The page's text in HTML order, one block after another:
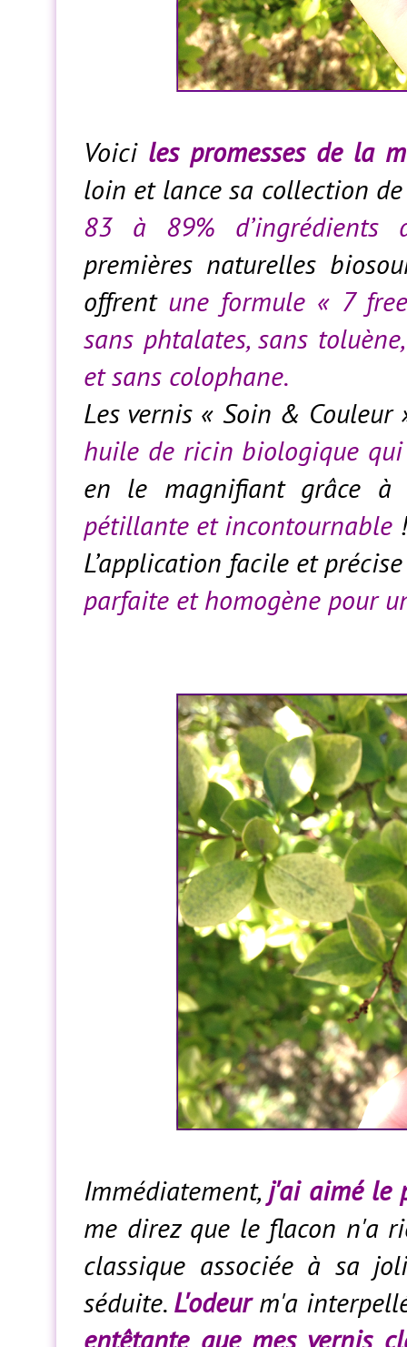
Voici les promesses de la
loin et lance sa collection
83 à 89% d’ingrédients
premières naturelles
offrent une formule « 7
sans phtalates, sans
et sans colophane.
Les vernis « Soin & Couleur
huile de ricin biologique qui
en le magnifiant grâce
pétillante et incontournable !
L’application facile et
parfaite et homogène pour
Immédiatement, j'ai aimé le
me direz que le flacon n'a
classique associée à sa
séduite. L'odeurm'a
entêtante que mes vernis